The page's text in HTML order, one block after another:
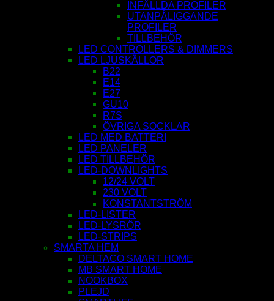
INFÄLLDA PROFILER
UTANPÅLIGGANDE
PROFILER
TILLBEHÖR
LED CONTROLLERS & DIMMERS
LED LJUSKÄLLOR
B22
E14
E27
GU10
R7S
ÖVRIGA SOCKLAR
LED MED BATTERI
LED PANELER
LED TILLBEHÖR
LED-DOWNLIGHTS
12/24 VOLT
230 VOLT
KONSTANTSTRÖM
LED-LISTER
LED-LYSRÖR
LED-STRIPS
SMARTA HEM
DELTACO SMART HOME
MB SMART HOME
NOOKBOX
PLEJD